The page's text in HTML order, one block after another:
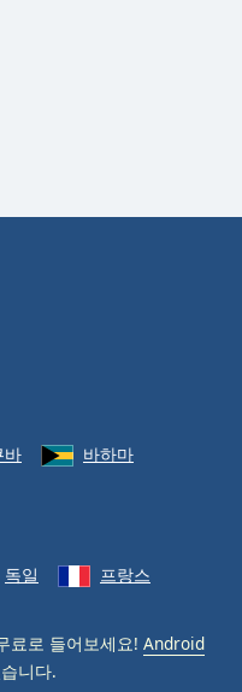
바
바하마
독일 프랑스
료로 들어보세요! Android
니다.